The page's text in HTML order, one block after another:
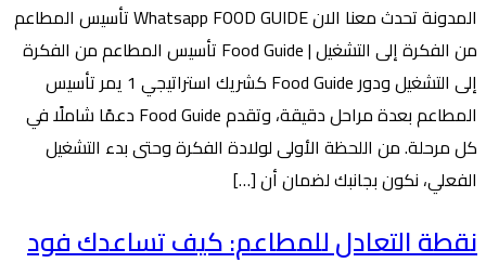
المدونة تحدث معنا الان Whatsapp FOOD GUIDE تأسيس المطاعم
من الفكرة إلى التشغيل | Food Guide تأسيس المطاعم من الفكرة
إلى التشغيل ودور Food Guide كشريك استراتيجي 1 يمر تأسيس
المطاعم بعدة مراحل دقيقة، وتقدم Food Guide دعمًا شاملًا في
كل مرحلة. من اللحظة الأولى لولادة الفكرة وحتى بدء التشغيل
الفعلي، نكون بجانبك لضمان أن […]
نقطة التعادل للمطاعم: كيف تساعدك فود